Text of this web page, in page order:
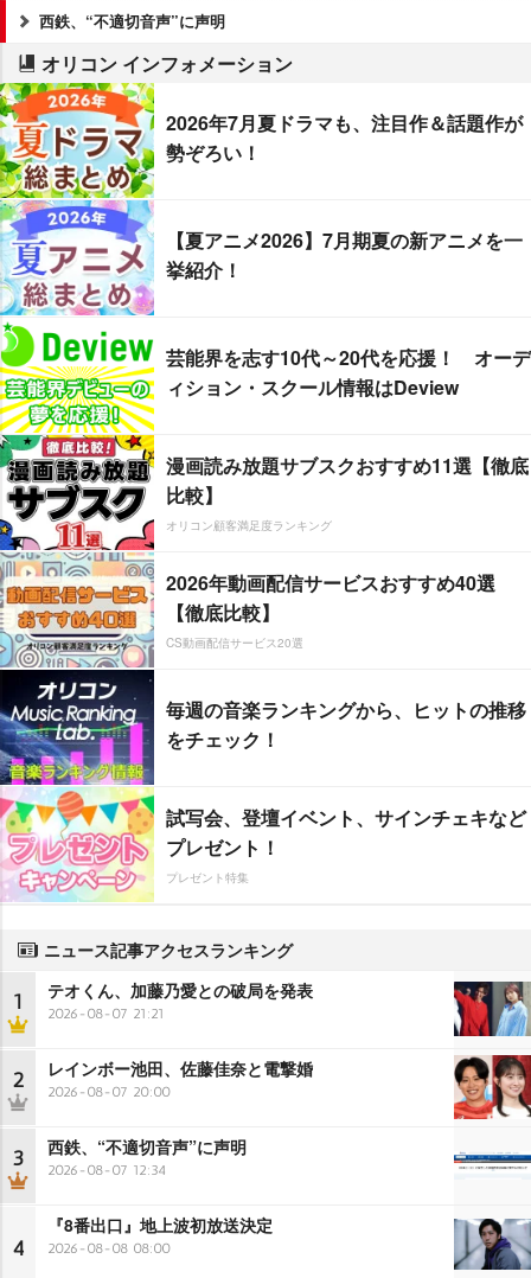
西鉄、“不適切音声”に声明
オリコン インフォメーション
2026年7月夏ドラマも、注目作＆話題作が
勢ぞろい！
【夏アニメ2026】7月期夏の新アニメを一
挙紹介！
芸能界を志す10代～20代を応援！ オーデ
ィション・スクール情報はDeview
漫画読み放題サブスクおすすめ11選【徹底
比較】
オリコン顧客満足度ランキング
2026年動画配信サービスおすすめ40選
【徹底比較】
CS動画配信サービス20選
毎週の音楽ランキングから、ヒットの推移
をチェック！
試写会、登壇イベント、サインチェキなど
プレゼント！
プレゼント特集
ニュース記事アクセスランキング
1 テオくん、加藤乃愛との破局を発表
2026-08-07 21:21
2 レインボー池田、佐藤佳奈と電撃婚
2026-08-07 20:00
3 西鉄、“不適切音声”に声明
2026-08-07 12:34
4
『8番出口』地上波初放送決定
2026-08-08 08:00